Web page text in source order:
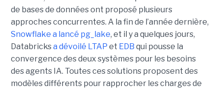
de bases de données ont proposé plusieurs
approches concurrentes. A la fin de l’année dernière,
Snowflake a lancé pg_lake, et il y a quelques jours,
Databricksa dévoilé LTAP et EDB qui pousse la
convergence des deux systèmes pour les besoins
des agents IA. Toutes ces solutions proposent des
modèles différents pour rapprocher les charges de